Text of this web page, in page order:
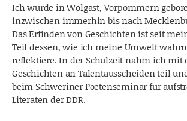
Ich wurde in Wolgast, Vorpommern
inzwischen immerhin bis nach
Das Erfinden von Geschichten ist seit
Teil dessen, wie ich meine Umwelt
reflektiere. In der Schulzeit nahm ich mit
Geschichten an Talentausscheiden teil
beim Schweriner Poetenseminar für
Literaten der DDR.